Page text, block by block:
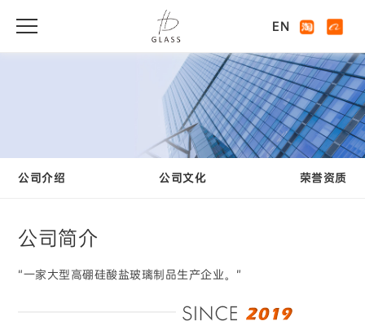
EN
公司介绍 公司文化 荣誉资质
公司简介
“一家大型高硼硅酸盐玻璃制品生产企业。”